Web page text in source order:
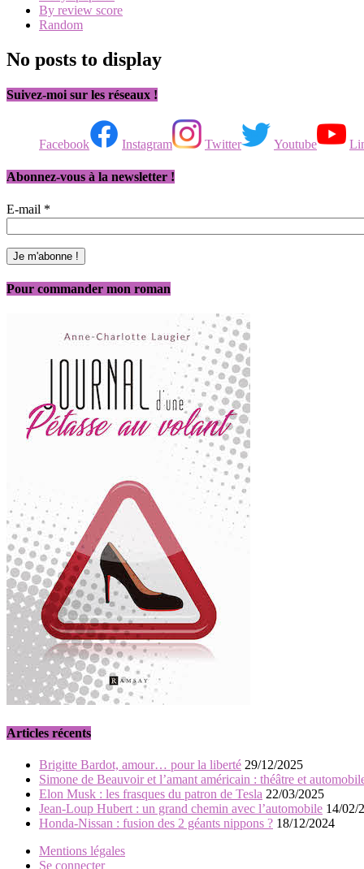
By review score
Random
No posts to display
Suivez-moi sur les réseaux !
Facebook Instagram Twitter Youtube
Abonnez-vous à la newsletter !
E-mail *
Pour commander mon roman
Articles récents
Brigitte Bardot, amour… pour la liberté 29/12/2025
Simone de Beauvoir et l’amant américain : théâtre et
Elon Musk : les frasques du patron de Tesla 22/03/2025
Jean-Loup Hubert : un grand chemin avec l’automobile 14/02/
Honda-Nissan : fusion des 2 géants nippons ? 18/12/2024
Mentions légales
Se connecter